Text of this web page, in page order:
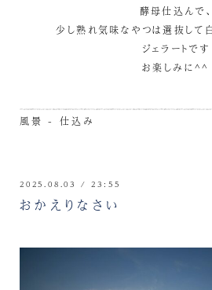
酵母仕込んで、
少し熟れ気味なやつは選抜して
ジェラートです
お楽しみに^^
風景 - 仕込み
2025.08.03 / 23:55
おかえりなさい